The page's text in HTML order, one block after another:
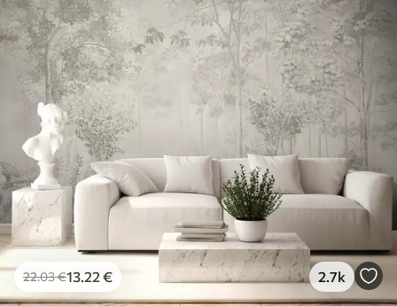
22.03€13 .22 € 2.7k